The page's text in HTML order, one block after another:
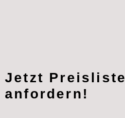
Jetzt Preisliste
anfordern!